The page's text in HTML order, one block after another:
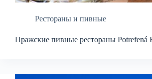
Рестораны и пивные
Пражские пивные рестораны Potrefená